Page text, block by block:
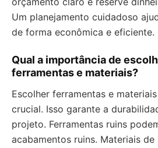
Um planejamento cuidadoso
de forma econômica e eficiente.
Qual a importância de
ferramentas e materiais?
Escolher ferramentas e
crucial. Isso garante a
projeto. Ferramentas ruins
acabamentos ruins. Materiais